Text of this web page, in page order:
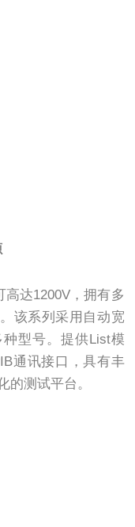
高达1200V，拥有多
该系列采用自动宽
型号。提供List模
通讯接口，具有丰
的测试平台。